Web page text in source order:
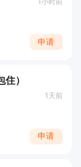
申请
）
1天前
申请